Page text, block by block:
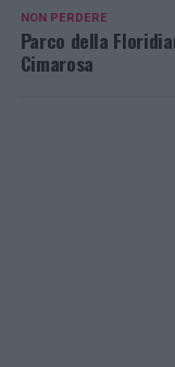
NON PERDERE
Parco della
Cimarosa